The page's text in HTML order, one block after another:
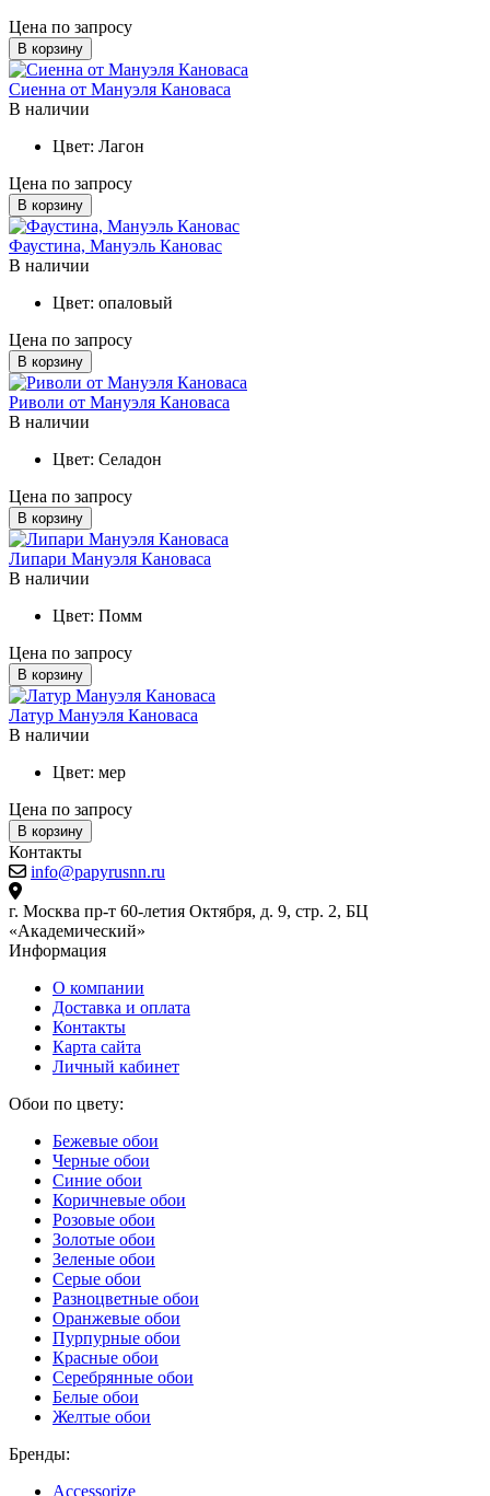
Цена по запросу
В корзину
Сиенна от Мануэля Кановаса
В наличии
Цвет: Лагон
Цена по запросу
В корзину
Фаустина, Мануэль Кановас
В наличии
Цвет: опаловый
Цена по запросу
В корзину
Риволи от Мануэля Кановаса
В наличии
Цвет: Селадон
Цена по запросу
В корзину
Липари Мануэля Кановаса
В наличии
Цвет: Помм
Цена по запросу
В корзину
Латур Мануэля Кановаса
В наличии
Цвет: мер
Цена по запросу
В корзину
Контакты
info@papyrusnn.ru
г. Москва пр-т 60-летия Октября, д. 9, стр. 2, БЦ
«Академический»
Информация
О компании
Доставка и оплата
Контакты
Карта сайта
Личный кабинет
Обои по цвету:
Бежевые обои
Черные обои
Синие обои
Коричневые обои
Розовые обои
Золотые обои
Зеленые обои
Серые обои
Разноцветные обои
Оранжевые обои
Пурпурные обои
Красные обои
Серебрянные обои
Белые обои
Желтые обои
Бренды:
Accessorize